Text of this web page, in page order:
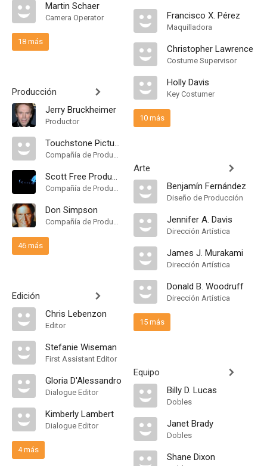
Martin Schaer
Camera Operator
18 más
Producción
Jerry Bruckheimer
Productor
Touchstone Pictures
Compañía de Produccion
Scott Free Productions
Compañía de Produccion
Don Simpson
Compañía de Produccion
46 más
Edición
Chris Lebenzon
Editor
Stefanie Wiseman
First Assistant Editor
Gloria D'Alessandro
Dialogue Editor
Kimberly Lambert
Dialogue Editor
4 más
Francisco X. Pérez
Maquilladora
Christopher Lawrence
Costume Supervisor
Holly Davis
Key Costumer
10 más
Arte
Benjamín Fernández
Diseño de Producción
Jennifer A. Davis
Dirección Artística
James J. Murakami
Dirección Artística
Donald B. Woodruff
Dirección Artística
15 más
Equipo
Billy D. Lucas
Dobles
Janet Brady
Dobles
Shane Dixon